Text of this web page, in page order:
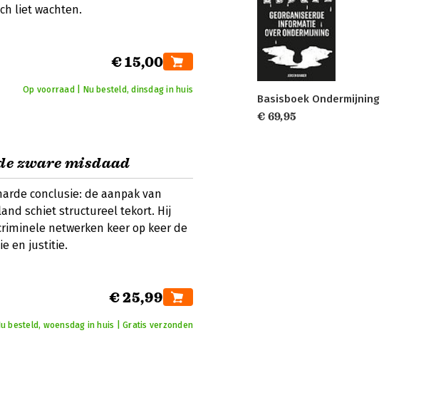
liet wachten.
€ 15,00
Op voorraad | Nu besteld, dinsdag in huis
zware misdaad
conclusie: de aanpak van
schiet structureel tekort. Hij
netwerken keer op keer de
en justitie.
€ 25,99
besteld, woensdag in huis | Gratis verzonden
Basisboek Ondermijning
€ 69,95